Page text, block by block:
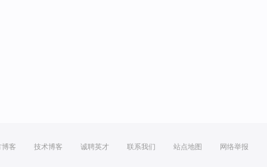
博客 技术博客 诚聘英才 联系我们 站点地图 网络举报